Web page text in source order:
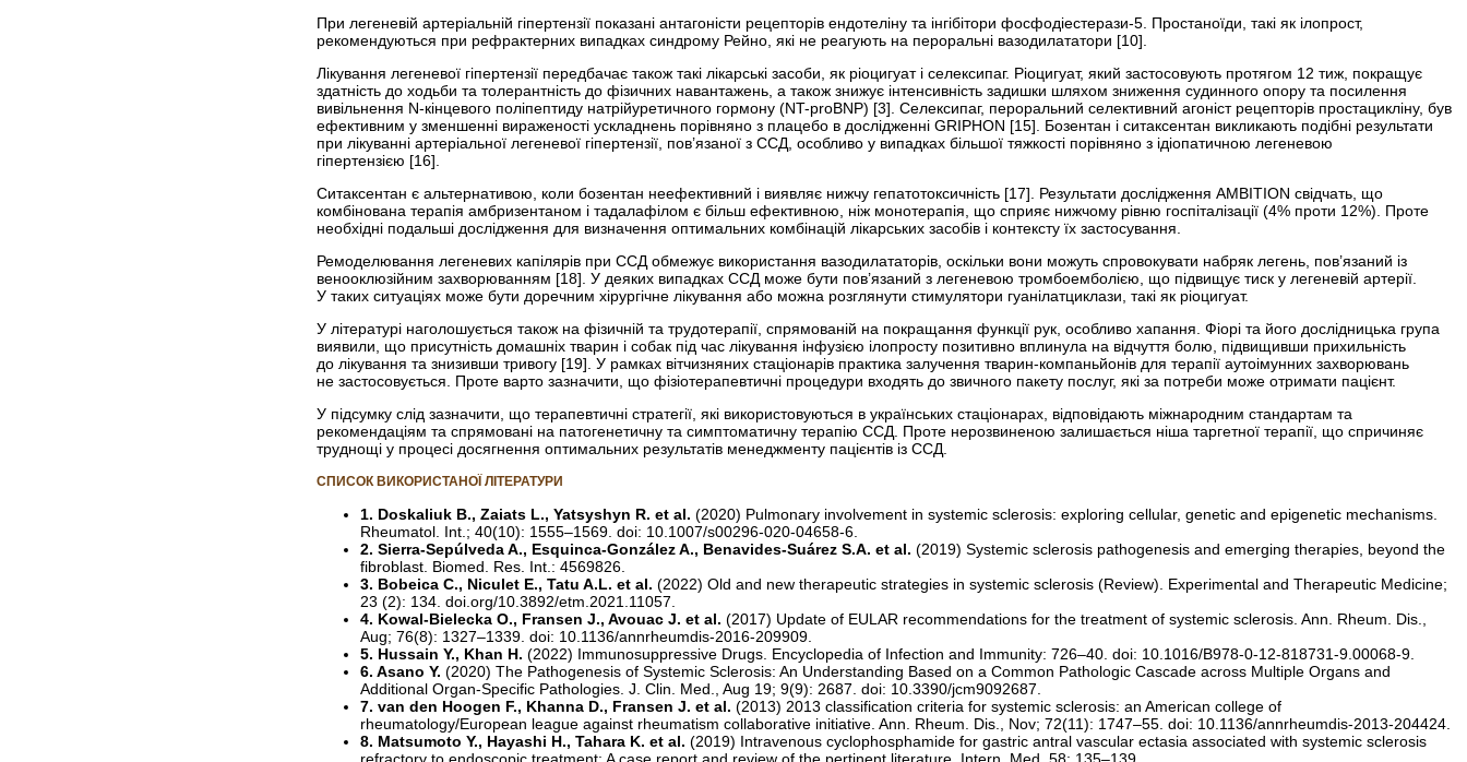
При легеневій артеріальній гіпертензії показані антагоністи рецепторів ендотеліну та інгібітори фосфодіестерази-5. Простаноїди, такі як ілопрост,
рекомендуються при рефрактерних випадках синдрому Рейно, які не реагують на пероральні вазодилататори [10].
Лікування легеневої гіпертензії передбачає також такі лікарські засоби, як ріоцигуат і селексипаг. Ріоцигуат, який застосовують протягом 12 тиж, покращує
здатність до ходьби та толерантність до фізичних навантажень, а також знижує інтенсивність задишки шляхом зниження судинного опору та посилення
вивільнення N-кінцевого поліпептиду натрій­уретичного гормону (NT-proBNP) [3]. Селексипаг, пероральний селективний агоніст рецепторів простацикліну, був
ефективним у зменшенні вираженості ускладнень порівняно з плацебо в дослідженні GRIPHON [15]. Бозентан і ситаксентан викликають подібні результати
при лікуванні артеріальної легеневої гіпертензії, пов’язаної з ССД, особливо у випадках більшої тяжкості порівняно з ідіопатичною легеневою
гіпертензією [16].
Ситаксентан є альтернативою, коли бозентан неефективний і виявляє нижчу гепатотоксичність [17]. Результати дослідження AMBITION свідчать, що
комбінована терапія амбризентаном і тадалафілом є більш ефективною, ніж монотерапія, що сприяє нижчому рівню госпіталізації (4% проти 12%). Проте
необхідні подальші дослідження для визначення оптимальних комбінацій лікарських засобів і контексту їх застосування.
Ремоделювання легеневих капілярів при ССД обмежує використання вазодилататорів, оскільки вони можуть спровокувати набряк легень, пов’язаний із
венооклюзійним захворюванням [18]. У деяких випадках ССД може бути пов’язаний з легеневою тромбоемболією, що підвищує тиск у легеневій артерії.
У таких ситуаціях може бути доречним хірургічне лікування або можна розглянути стимулятори гуанілатциклази, такі як ріоцигуат.
У літературі наголошується також на фізичній та трудотерапії, спрямованій на покращання функції рук, особливо хапання. Фіорі та його дослідницька група
виявили, що присутність домашніх тварин і собак під час лікування інфузією ілопросту позитивно вплинула на відчуття болю, підвищивши прихильність
до лікування та знизивши тривогу [19]. У рамках вітчизняних стаціонарів практика залучення тварин-компаньйонів для терапії ауто­імунних захворювань
не застосовується. Проте варто зазначити, що фізіотерапевтичні процедури входять до звичного пакету послуг, які за потреби може отримати пацієнт.
У підсумку слід зазначити, що терапевтичні стратегії, які використовуються в українських стаціонарах, відповідають міжнародним стандартам та
рекомендаціям та спрямовані на патогенетичну та симптоматичну терапію ССД. Проте нерозвиненою залишається ніша таргетної терапії, що спричиняє
труднощі у процесі досягнення оптимальних результатів менеджменту пацієнтів із ССД.
СПИСОК ВИКОРИСТАНОЇ ЛІТЕРАТУРИ
1. Doskaliuk B., Zaiats L., Yatsyshyn R. et al. (2020) Pulmonary involvement in systemic sclerosis: exploring cellular, genetic and epigenetic mechanisms.
Rheumatol. Int.; 40(10): 1555–1569. doi: 10.1007/s00296-020-04658-6.
2. Sierra‑Sepúlveda A., Esquinca‑González A., Benavides‑Suárez S.A. et al. (2019) Systemic sclerosis pathogenesis and emerging therapies, beyond the
fibroblast. Biomed. Res. Int.: 4569826.
3. Bobeica C., Niculet E., Tatu A.L. et al. (2022) Old and new therapeutic strategies in systemic sclerosis (Review). Experimental and Therapeutic Medicine;
23 (2): 134. doi.org/10.3892/etm.2021.11057.
4. Kowal-Bielecka O., Fransen J., Avouac J. et al. (2017) Update of EULAR recommendations for the treatment of systemic sclerosis. Ann. Rheum. Dis.,
Aug; 76(8): 1327–1339. doi: 10.1136/annrheumdis-2016-209909.
5. Hussain Y., Khan H. (2022) Immunosuppressive Drugs. Encyclopedia of Infection and Immunity: 726–40. doi: 10.1016/B978-0-12-818731-9.00068-9.
6. Asano Y. (2020) The Pathogenesis of Systemic Sclerosis: An Understanding Based on a Common Pathologic Cascade across Multiple Organs and
Additional Organ-Specific Pathologies. J. Clin. Med., Aug 19; 9(9): 2687. doi: 10.3390/jcm9092687.
7. van den Hoogen F., Khanna D., Fransen J. et al. (2013) 2013 classification criteria for systemic sclerosis: an American college of
rheumatology/European league against rheumatism collaborative initiative. Ann. Rheum. Dis., Nov; 72(11): 1747–55. doi: 10.1136/annrheumdis-2013-204424.
8. Matsumoto Y., Hayashi H., Tahara K. et al. (2019) Intravenous cyclophosphamide for gastric antral vascular ectasia associated with systemic sclerosis
refractory to endoscopic treatment: A case report and review of the pertinent literature. Intern. Med. 58: 135–139.